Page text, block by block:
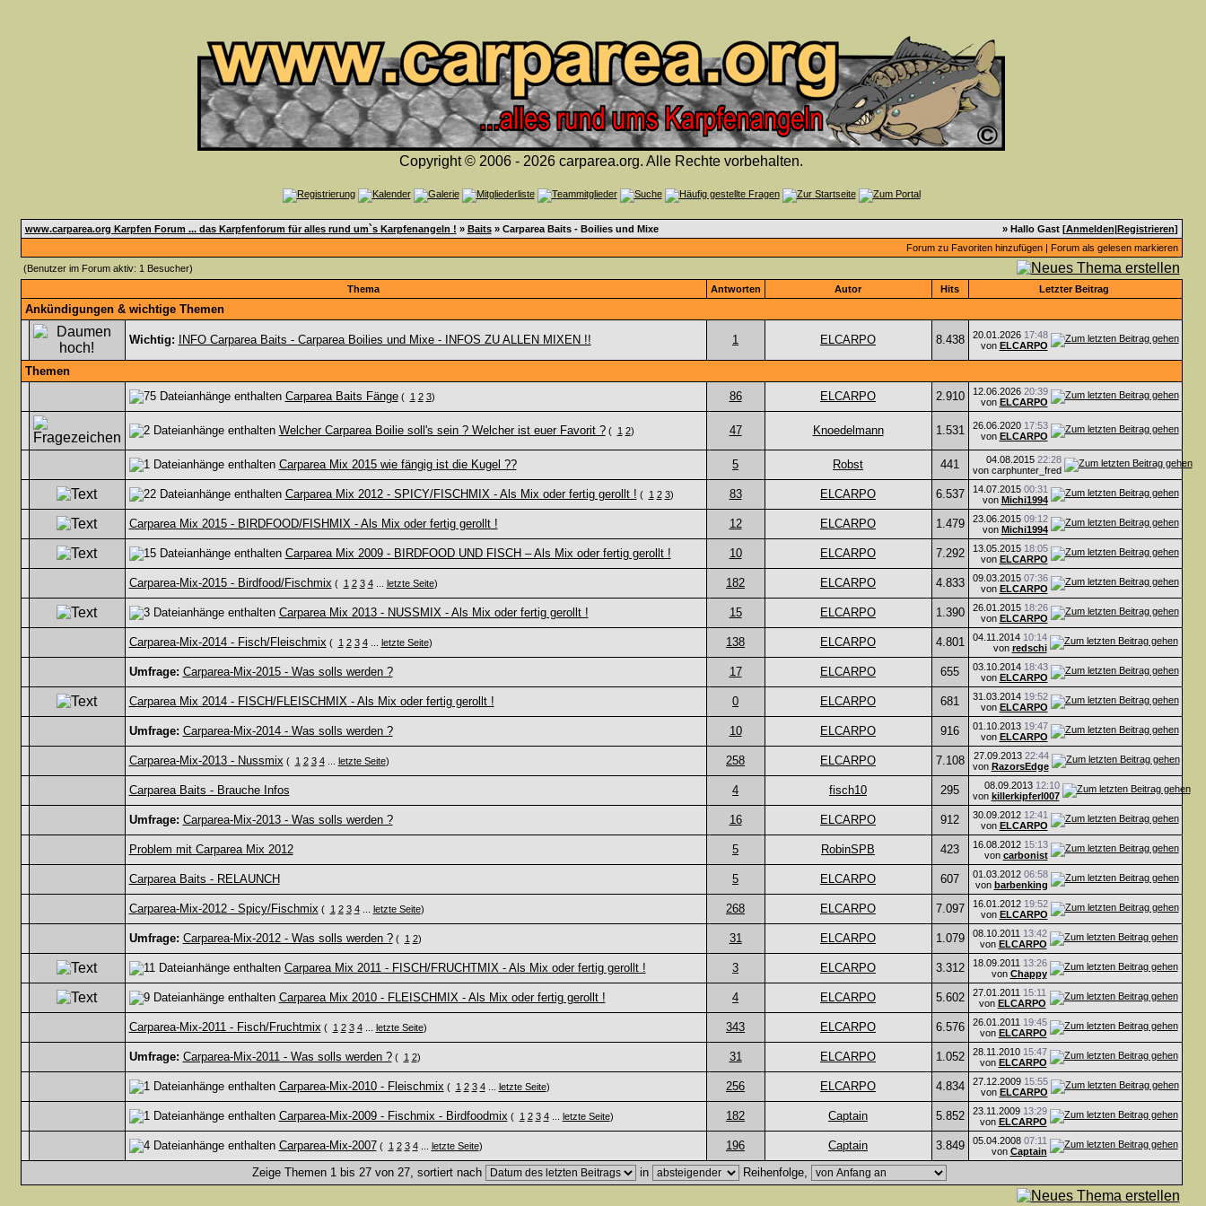
Copyright © 2006 - 2026 carparea.org. Alle Rechte vorbehalten.
www.carparea.org Karpfen Forum ... das Karpfenforum für alles rund um`s Karpfenangeln ! » Baits» Carparea Baits - Boilies und Mixe » Hallo Gast [Anmelden|Registrieren]
Forum zu Favoriten hinzufügen| Forum als gelesen markieren
(Benutzer im Forum aktiv: 1 Besucher)
Thema
Antworten Autor Hits Letzter Beitrag
Ankündigungen & wichtige Themen
Wichtig: INFO Carparea Baits - Carparea Boilies und Mixe - INFOS ZU ALLEN MIXEN !! 1 ELCARPO 8.438 20.01.2026 17:48
von ELCARPO
Themen
Carparea Baits Fänge( 1 2 3) 86 ELCARPO 2.910 12.06.2026 20:39
von ELCARPO
Welcher Carparea Boilie soll's sein ? Welcher ist euer Favorit ?( 1 2) 47 Knoedelmann 1.531 26.06.2020 17:53
von ELCARPO
Carparea Mix 2015 wie fängig ist die Kugel ?? 5 Robst 441 04.08.2015 22:28
von carphunter_fred
Carparea Mix 2012 - SPICY/FISCHMIX - Als Mix oder fertig gerollt ! ( 1 2 3) 83 ELCARPO 6.537 14.07.2015 00:31
von Michi1994
Carparea Mix 2015 - BIRDFOOD/FISHMIX - Als Mix oder fertig gerollt ! 12 ELCARPO 1.479 23.06.2015 09:12
von Michi1994
Carparea Mix 2009 - BIRDFOOD UND FISCH – Als Mix oder fertig gerollt ! 10 ELCARPO 7.292 13.05.2015 18:05
von ELCARPO
Carparea-Mix-2015 - Birdfood/Fischmix ( 1 2 3 4... letzte Seite) 182 ELCARPO 4.833 09.03.2015 07:36
von ELCARPO
Carparea Mix 2013 - NUSSMIX - Als Mix oder fertig gerollt ! 15 ELCARPO 1.390 26.01.2015 18:26
von ELCARPO
Carparea-Mix-2014 - Fisch/Fleischmix ( 1 2 3 4... letzte Seite) 138 ELCARPO 4.801 04.11.2014 10:14
von redschi
Umfrage: Carparea-Mix-2015 - Was solls werden ? 17 ELCARPO 655 03.10.2014 18:43
von ELCARPO
Carparea Mix 2014 - FISCH/FLEISCHMIX - Als Mix oder fertig gerollt ! 0 ELCARPO 681 31.03.2014 19:52
von ELCARPO
Umfrage: Carparea-Mix-2014 - Was solls werden ? 10 ELCARPO 916 01.10.2013 19:47
von ELCARPO
Carparea-Mix-2013 - Nussmix ( 1 2 3 4... letzte Seite) 258 ELCARPO 7.108 27.09.2013 22:44
von RazorsEdge
Carparea Baits - Brauche Infos 4 fisch10 295 08.09.2013 12:10
von killerkipferl007
Umfrage: Carparea-Mix-2013 - Was solls werden ? 16 ELCARPO 912 30.09.2012 12:41
von ELCARPO
Problem mit Carparea Mix 2012 5 RobinSPB 423 16.08.2012 15:13
von carbonist
Carparea Baits - RELAUNCH 5 ELCARPO 607 01.03.2012 06:58
von barbenking
Carparea-Mix-2012 - Spicy/Fischmix ( 1 2 3 4... letzte Seite) 268 ELCARPO 7.097 16.01.2012 19:52
von ELCARPO
Umfrage: Carparea-Mix-2012 - Was solls werden ?( 1 2) 31 ELCARPO 1.079 08.10.2011 13:42
von ELCARPO
Carparea Mix 2011 - FISCH/FRUCHTMIX - Als Mix oder fertig gerollt ! 3 ELCARPO 3.312 18.09.2011 13:26
von Chappy
Carparea Mix 2010 - FLEISCHMIX - Als Mix oder fertig gerollt ! 4 ELCARPO 5.602 27.01.2011 15:11
von ELCARPO
Carparea-Mix-2011 - Fisch/Fruchtmix ( 1 2 3 4... letzte Seite) 343 ELCARPO 6.576 26.01.2011 19:45
von ELCARPO
Umfrage: Carparea-Mix-2011 - Was solls werden ?( 1 2) 31 ELCARPO 1.052 28.11.2010 15:47
von ELCARPO
Carparea-Mix-2010 - Fleischmix ( 1 2 3 4... letzte Seite) 256 ELCARPO 4.834 27.12.2009 15:55
von ELCARPO
Carparea-Mix-2009 - Fischmix - Birdfoodmix ( 1 2 3 4... letzte Seite) 182 Captain 5.852 23.11.2009 13:29
von ELCARPO
Carparea-Mix-2007( 1 2 3 4... letzte Seite) 196 Captain 3.849 05.04.2008 07:11
von Captain
Zeige Themen 1 bis 27 von 27, sortiert nach in Reihenfolge,